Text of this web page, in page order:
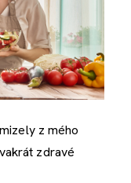
z mého
zdravé